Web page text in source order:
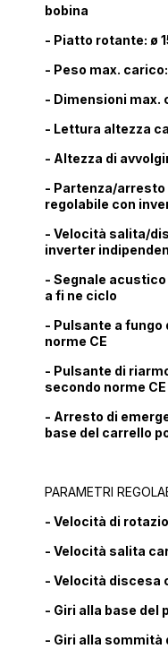
bobina
- Piatto rotante: ø
- Peso max.
- Dimensioni max.
- Lettura altezza
- Altezza di
- Partenza/arresto
regolabile con
- Velocità salita/
inverter
- Segnale
a fi ne ciclo
- Pulsante a fungo
norme CE
- Pulsante di
secondo norme CE
- Arresto di
base del carrello
PARAMETRI
- Velocità di
- Velocità salita
- Velocità discesa
- Giri alla base del
- Giri alla sommità